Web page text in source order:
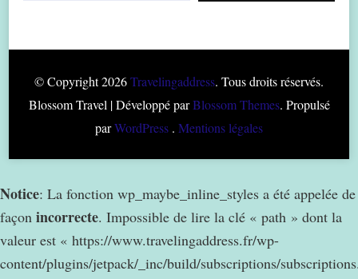
© Copyright 2026Travelingaddress. Tous droits réservés.
Blossom Travel | Développé parBlossom Themes. Propulsé
parWordPress . Mentions légales
Notice: La fonction wp_maybe_inline_styles a été appelée de
façon incorrecte. Impossible de lire la clé « path » dont la
valeur est « https://www.travelingaddress.fr/wp-
content/plugins/jetpack/_inc/build/subscriptions/